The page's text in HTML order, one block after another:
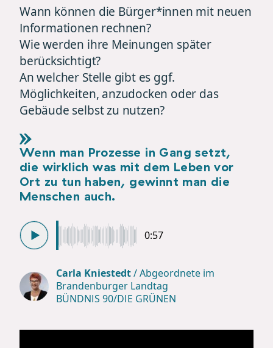
Wann können die Bürger*innen mit neuen
Informationen rechnen?
Wie werden ihre Meinungen später
berücksichtigt?
An welcher Stelle gibt es ggf.
Möglichkeiten, anzudocken oder das
Gebäude selbst zu nutzen?
Wenn man Prozesse in Gang setzt,
die wirklich was mit dem Leben vor
Ort zu tun haben, gewinnt man die
Menschen auch.
0:57
Carla Kniestedt/Abgeordnete im
Brandenburger Landtag
BÜNDNIS 90/DIE GRÜNEN